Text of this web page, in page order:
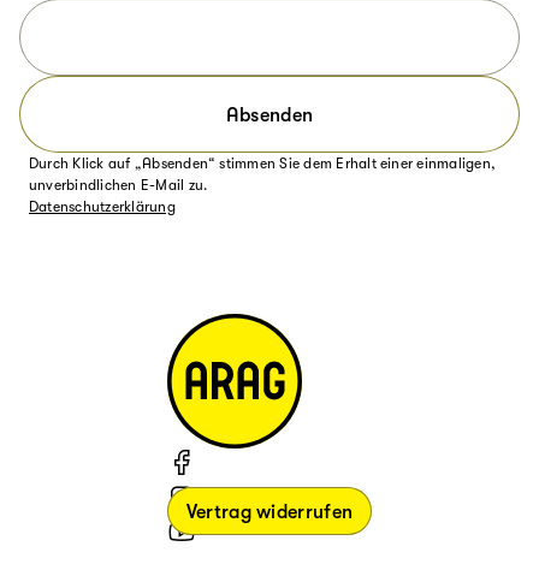
Absenden
Durch Klick auf „Absenden“ stimmen Sie dem Erhalt einer einmaligen,
unverbindlichen E-Mail zu.
Datenschutzerklärung
Vertrag widerrufen